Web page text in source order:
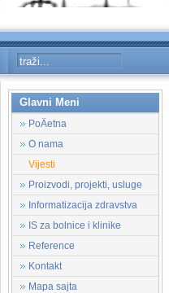
Glavni Meni
PoÄetna
O nama
Vijesti
Proizvodi, projekti, usluge
Informatizacija zdravstva
IS za bolnice i klinike
Reference
Kontakt
Mapa sajta